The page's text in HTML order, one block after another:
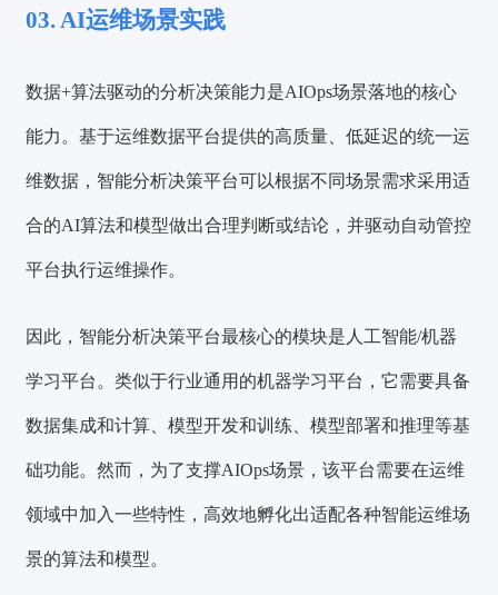
03. AI运维场景实践
数据+算法驱动的分析决策能力是AIOps场景落地的核心
能力。基于运维数据平台提供的高质量、低延迟的统一运
维数据，智能分析决策平台可以根据不同场景需求采用适
合的AI算法和模型做出合理判断或结论，并驱动自动管控
平台执行运维操作。
因此， 智能分析决策平台最核心的模块是人工智能/机器
学习平台。类似于行业通用的机器学习平台，它需要具备
数据集成和计算、模型开发和训练、模型部署和推理等基
础功能。然而，为了支撑AIOps场景，该平台需要在运维
领域中加入一些特性，高效地孵化出适配各种智能运维场
景的算法和模型。